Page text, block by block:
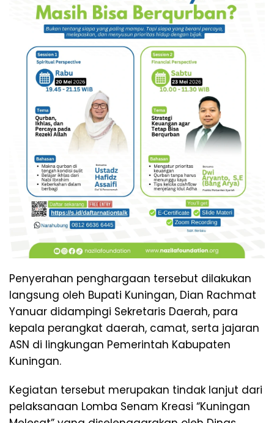
Penyerahan penghargaan tersebut dilakukan
langsung oleh Bupati Kuningan, Dian Rachmat
Yanuar didampingi Sekretaris Daerah, para
kepala perangkat daerah, camat, serta jajaran
ASN di lingkungan Pemerintah Kabupaten
Kuningan.
Kegiatan tersebut merupakan tindak lanjut dari
pelaksanaan Lomba Senam Kreasi “Kuningan